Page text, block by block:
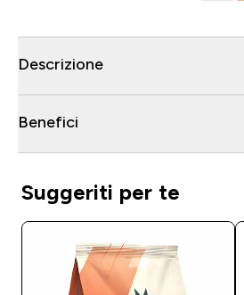
Descrizione
Benefici
Suggeriti per te